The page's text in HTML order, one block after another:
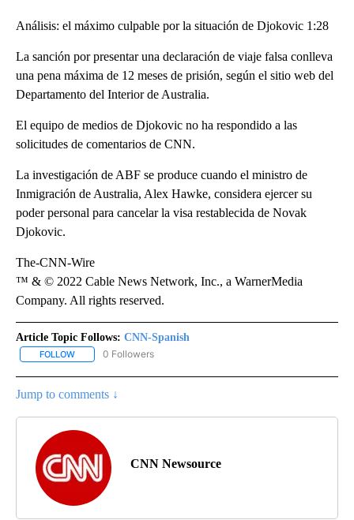
Análisis: el máximo culpable por la situación de Djokovic 1:28
La sanción por presentar una declaración de viaje falsa conlleva
una pena máxima de 12 meses de prisión, según el sitio web del
Departamento del Interior de Australia.
El equipo de medios de Djokovic no ha respondido a las
solicitudes de comentarios de CNN.
La investigación de ABF se produce cuando el ministro de
Inmigración de Australia, Alex Hawke, considera ejercer su
poder personal para cancelar la visa restablecida de Novak
Djokovic.
The-CNN-Wire
™ & © 2022 Cable News Network, Inc., a WarnerMedia
Company. All rights reserved.
Article Topic Follows: CNN-Spanish
FOLLOW FOLLOW "CNN-SPANISH" TO RECEIVE NOTIFICATIONS ABOUT
0 Followers
Jump to comments ↓
CNN Newsource